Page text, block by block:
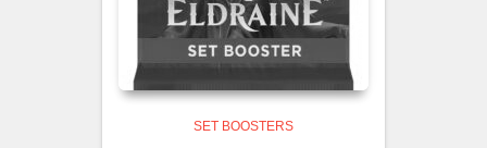
SET BOOSTERS